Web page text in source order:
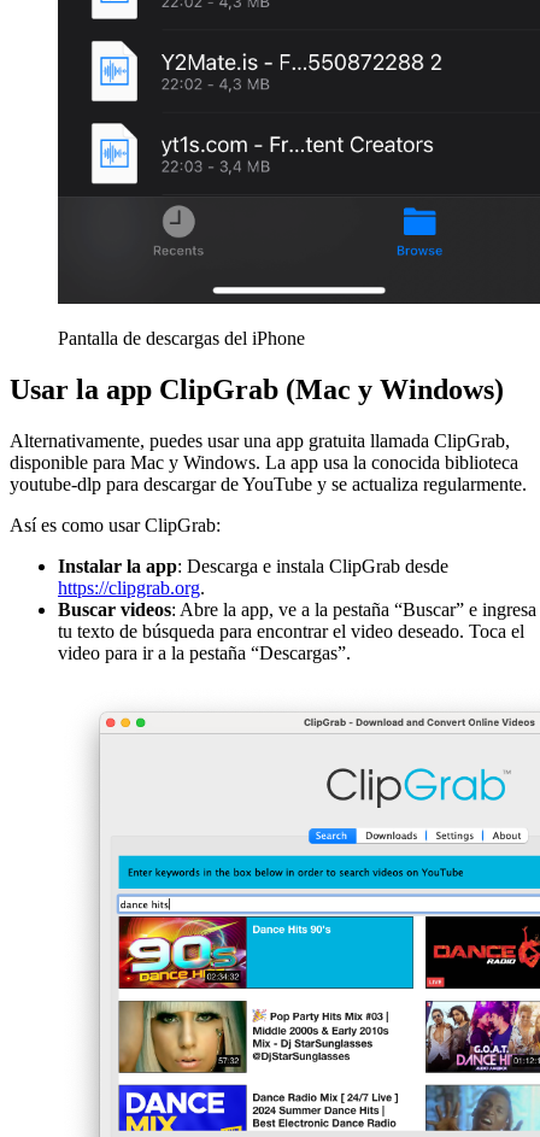
Pantalla de descargas del iPhone
Usar la app ClipGrab (Mac y Windows)
Alternativamente, puedes usar una app gratuita llamada ClipGrab,
disponible para Mac y Windows. La app usa la conocida biblioteca
youtube-dlp para descargar de YouTube y se actualiza regularmente.
Así es como usar ClipGrab:
Instalar la app: Descarga e instala ClipGrab desde
https://clipgrab.org.
Buscar videos: Abre la app, ve a la pestaña “Buscar” e ingresa
tu texto de búsqueda para encontrar el video deseado. Toca el
video para ir a la pestaña “Descargas”.